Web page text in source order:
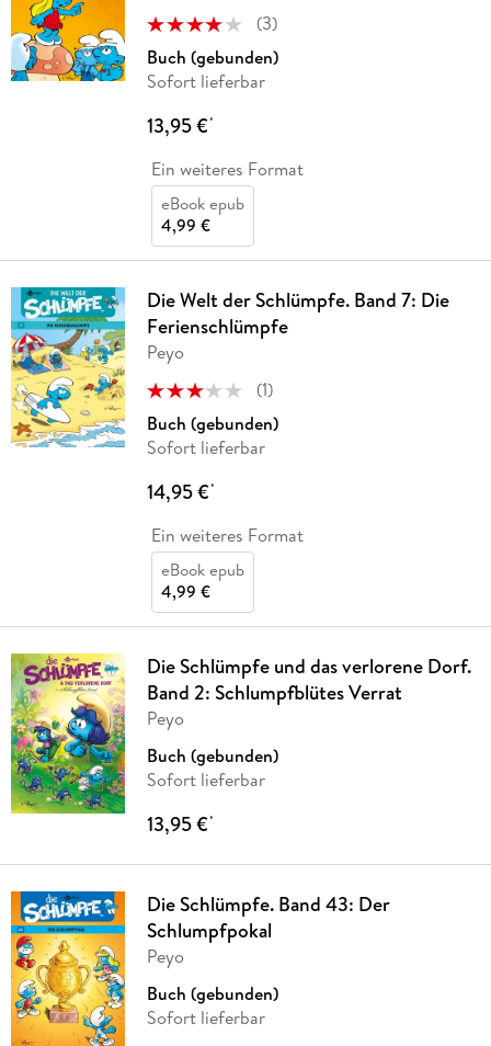
(3)
Buch (gebunden)
Sofort lieferbar
13,95 €*
Ein weiteres Format
eBook epub
4,99 €
Die Welt der Schlümpfe. Band 7: Die
Ferienschlümpfe
Peyo
(1)
Buch (gebunden)
Sofort lieferbar
14,95 €*
Ein weiteres Format
eBook epub
4,99 €
Die Schlümpfe und das verlorene Dorf.
Band 2: Schlumpfblütes Verrat
Peyo
Buch (gebunden)
Sofort lieferbar
13,95 €*
Die Schlümpfe. Band 43: Der
Schlumpfpokal
Peyo
Buch (gebunden)
Sofort lieferbar